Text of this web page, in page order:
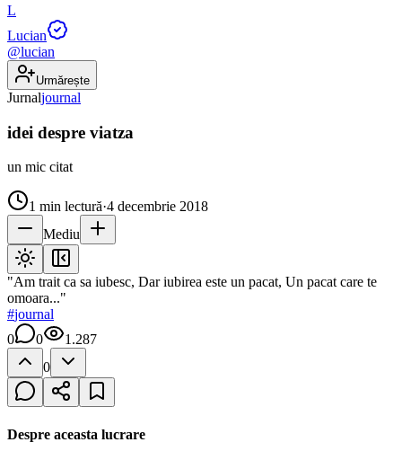
L
Lucian
@lucian
Urmărește
Jurnaljournal
idei despre viatza
un mic citat
1 min lectură·4 decembrie 2018
Mediu
"Am trait ca sa iubesc, Dar iubirea este un pacat, Un pacat care te
omoara..."
#journal
0
0
1.287
0
Despre aceasta lucrare